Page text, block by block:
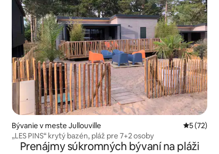
Bývanie v meste Jullouville
5 (72)
„LES PINS“ krytý bazén, pláž pre 7+2 osoby
Prenájmy súkromných bývaní na pláži